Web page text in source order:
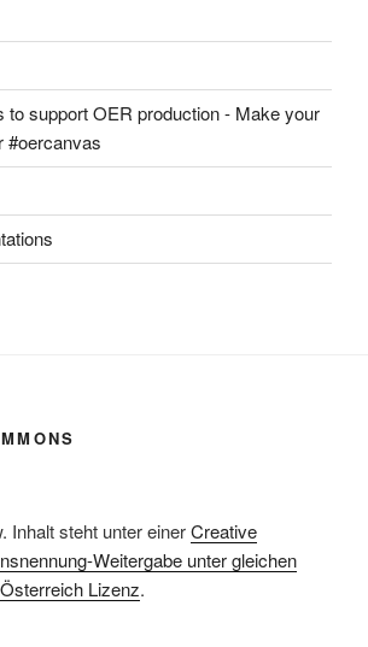
to support OER production - Make your
#oercanvas
Inhalt steht unter einerCreative
Weitergabe unter gleichen
Lizenz.